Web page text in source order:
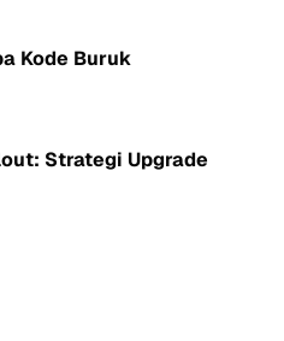
Kode Buruk
Strategi Upgrade